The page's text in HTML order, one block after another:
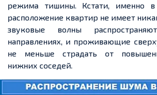
режима тишины. Кстати, именно в
расположение квартир не имеет
звуковые волны
направлениях, и проживающие
не меньше страдать от
нижних соседей.